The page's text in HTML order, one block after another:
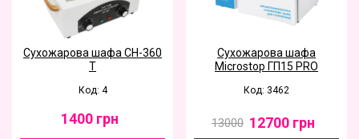
Сухожарова шафа CH-360
T
Код: 4
1400 грн
Сухожарова шафа
Microstop ГП15 PRO
Код: 3462
13000 12700 грн